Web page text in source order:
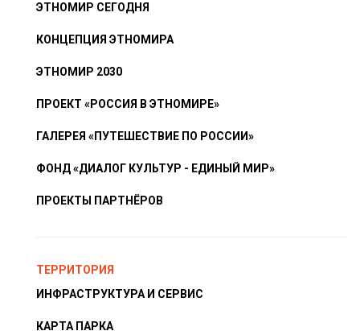
ЭТНОМИР СЕГОДНЯ
КОНЦЕПЦИЯ ЭТНОМИРА
ЭТНОМИР 2030
ПРОЕКТ «РОССИЯ В ЭТНОМИРЕ»
ГАЛЕРЕЯ «ПУТЕШЕСТВИЕ ПО РОССИИ»
ФОНД «ДИАЛОГ КУЛЬТУР - ЕДИНЫЙ МИР»
ПРОЕКТЫ ПАРТНЁРОВ
ТЕРРИТОРИЯ
ИНФРАСТРУКТУРА И СЕРВИС
КАРТА ПАРКА